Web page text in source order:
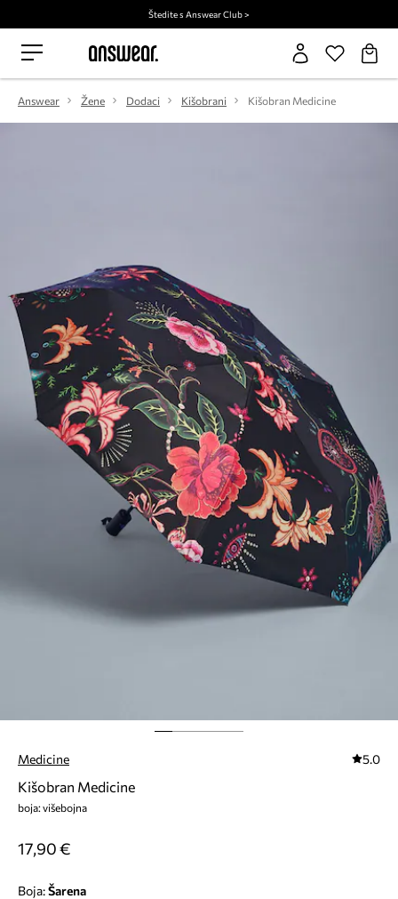
Štedite s Answear Club >
Answear Žene Dodaci Kišobrani Kišobran Medicine
Medicine 5.0
Kišobran Medicine
boja: višebojna
17,90 €
Boja: šarena